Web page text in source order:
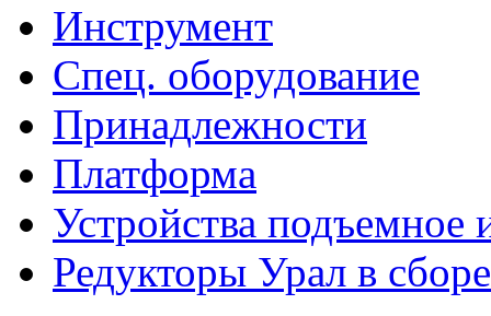
Инструмент
Спец. оборудование
Принадлежности
Платформа
Устройства
Редукторы Урал в сборе